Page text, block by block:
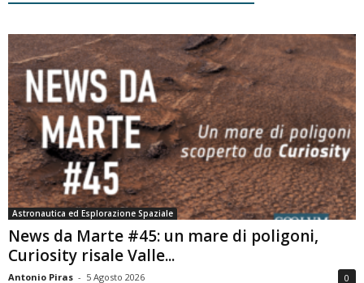
Astronautica ed Esplorazione Spaziale
News da Marte #45: un mare di poligoni,
Curiosity risale Valle...
Antonio Piras - 5 Agosto 2026 0